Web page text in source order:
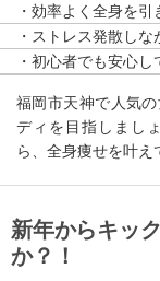
・効率よく全身を
・ストレス発散し
・初心者でも安心
福岡市天神で人気
ディを目指しまし
ら、全身痩せを叶え
新年からキッ
か？！